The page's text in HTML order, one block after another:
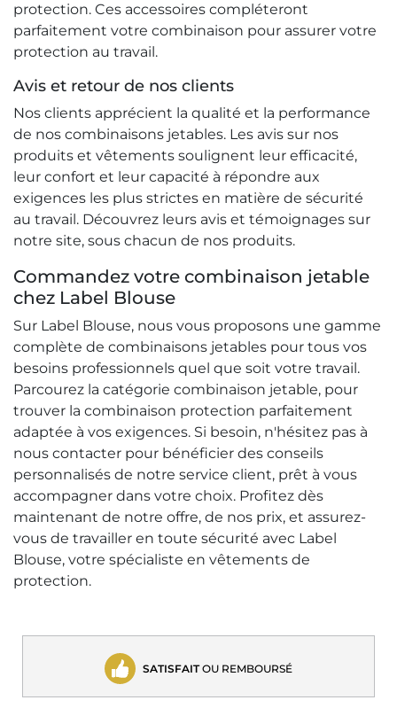
protection. Ces accessoires compléteront
parfaitement votre combinaison pour assurer votre
protection au travail.
Avis et retour de nos clients
Nos clients apprécient la qualité et la performance
de nos combinaisons jetables. Les avis sur nos
produits et vêtements soulignent leur efficacité,
leur confort et leur capacité à répondre aux
exigences les plus strictes en matière de sécurité
au travail. Découvrez leurs avis et témoignages sur
notre site, sous chacun de nos produits.
Commandez votre combinaison jetable
chez Label Blouse
Sur Label Blouse, nous vous proposons une gamme
complète de combinaisons jetables pour tous vos
besoins professionnels quel que soit votre travail.
Parcourez la catégorie combinaison jetable, pour
trouver la combinaison protection parfaitement
adaptée à vos exigences. Si besoin, n'hésitez pas à
nous contacter pour bénéficier des conseils
personnalisés de notre service client, prêt à vous
accompagner dans votre choix. Profitez dès
maintenant de notre offre, de nos prix, et assurez-
vous de travailler en toute sécurité avec Label
Blouse, votre spécialiste en vêtements de
protection.
SATISFAITOU REMBOURSÉ